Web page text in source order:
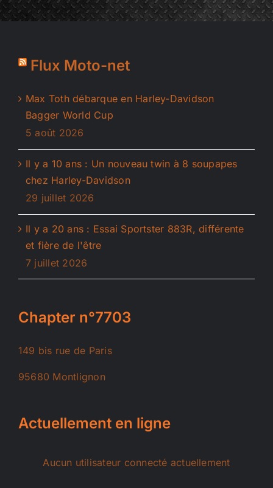
Flux Moto-net
Max Toth débarque en Harley-Davidson
Bagger World Cup
5 août 2026
Il y a 10 ans : Un nouveau twin à 8 soupapes
chez Harley-Davidson
29 juillet 2026
Il y a 20 ans : Essai Sportster 883R, différente
et fière de l'être
7 juillet 2026
Chapter n°7703
149 bis rue de Paris
95680 Montlignon
Actuellement en ligne
Aucun utilisateur connecté actuellement